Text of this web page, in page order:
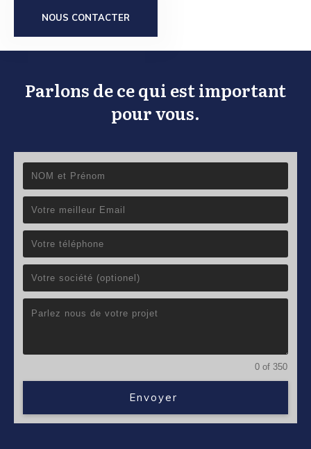
NOUS CONTACTER
Parlons de ce qui est important
pour vous.
0 of 350
Envoyer